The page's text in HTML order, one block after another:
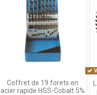
Coffret de 19 forets en
acier rapide HSS-Cobalt 5%